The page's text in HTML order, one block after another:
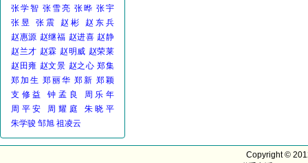
张学智 张雪亮 张晔 张宇
张昱
张震 赵彬
赵东兵
赵惠源 赵继福 赵进喜 赵静
赵兰才 赵霖 赵明威 赵荣莱
赵田雍 赵文景 赵之心 郑集
郑加生 郑丽华 郑新 郑颖
支修益
钟孟良
周乐年
周平安
周耀庭
朱晓平
朱学骏 邹旭 祖凌云
Copyright ©